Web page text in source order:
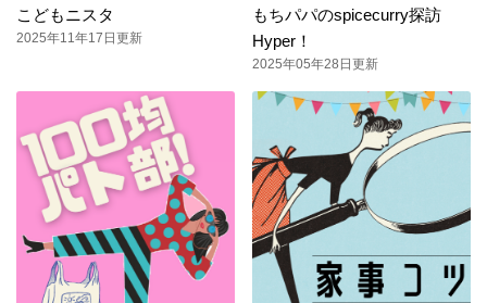
こどもニスタ
2025年11年17日更新
もちパパのspicecurry探訪
Hyper！
2025年05年28日更新